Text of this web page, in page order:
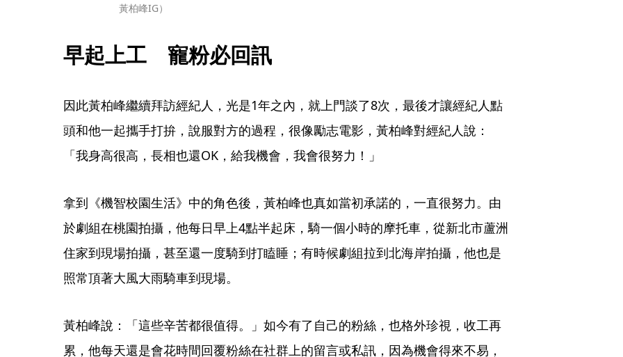
黃柏峰IG）
早起上工　寵粉必回訊
因此黃柏峰繼續拜訪經紀人，光是1年之內，就上門談了8次，最後才讓經紀人點
頭和他一起攜手打拚，說服對方的過程，很像勵志電影，黃柏峰對經紀人說：
「我身高很高，長相也還OK，給我機會，我會很努力！」
拿到《機智校園生活》中的角色後，黃柏峰也真如當初承諾的，一直很努力。由
於劇組在桃園拍攝，他每日早上4點半起床，騎一個小時的摩托車，從新北市蘆洲
住家到現場拍攝，甚至還一度騎到打瞌睡；有時候劇組拉到北海岸拍攝，他也是
照常頂著大風大雨騎車到現場。
黃柏峰說：「這些辛苦都很值得。」如今有了自己的粉絲，也格外珍視，收工再
累，他每天還是會花時間回覆粉絲在社群上的留言或私訊，因為機會得來不易，